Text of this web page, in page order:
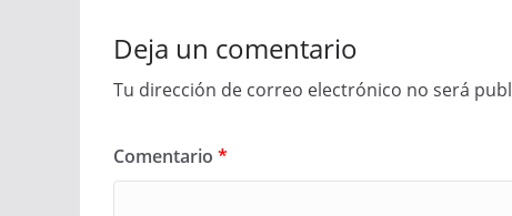
Deja un comentario
Tu dirección de correo electrónico no será
Comentario *